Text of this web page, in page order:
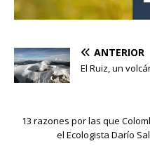
ANTERIOR
El Ruiz, un
13 razones por las que
el Ecologista Darío